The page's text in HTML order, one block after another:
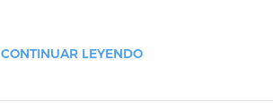
CONTINUAR LEYENDO